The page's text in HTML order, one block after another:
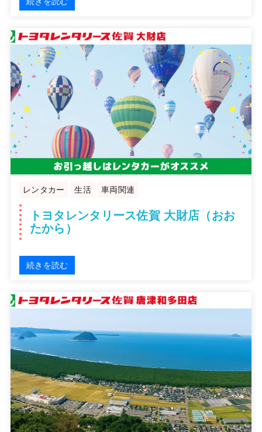
レンタカー 生活 車両関連
トヨタレンタリース佐賀 大財店（おお
たから）
続きを読む